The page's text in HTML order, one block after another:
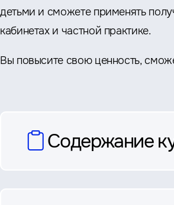
детьми и сможете применять
кабинетах и частной практике.
Вы повысите свою ценность,
вопросы
Содержание